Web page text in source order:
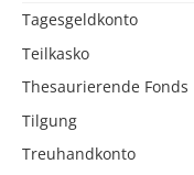
Tagesgeldkonto
Teilkasko
Thesaurierende Fonds
Tilgung
Treuhandkonto